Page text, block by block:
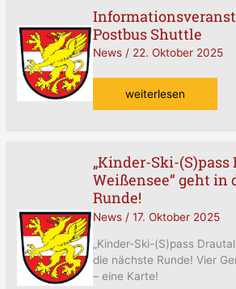
Postbus Shuttle
News/ 22. Oktober 2025
zum
Postbus
weiterlesen
„Kinder-Ski-(S)pass
Weißensee“ geht in
Runde!
News/ 17. Oktober 2025
„Kinder-Ski-(S)pass
die nächste Runde! Vier
– eine Karte!
„Kinder-
Ski-
(S)pass
Weißensee“
geht
in
die